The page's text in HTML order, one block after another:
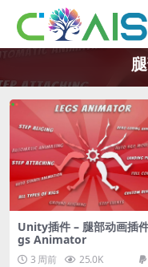
Unity插件 – 腿部动画插
gs Animator
3 周前 25.0K